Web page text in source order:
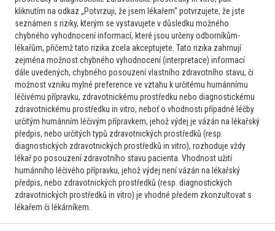
Anémie, cytopenie a vzácné choroby
Erytroblasty v periferní krvi
Vážené kolegium, prosím o interpretaci nálezu. Muž, roč. 71,
recentně po prodělání komb. infekce pertuse + parapertuse,
léčen azitromycinem 6 dní. V počátku infekce provedeno vyš.
KO, se záchytem mikrocytární hypochromní anémie (pouze
KO), kde: Hb 98...
3 1. 11. 2024 Číst více
Praktik
Trombóza a hemostáza
Pseudotrombocytopenie
Dobrý den, vážené kolégium, prosím o interpretaci nálezu - u
kliknutím na odkaz „Potvrzuji, že jsem lékařem“ potvrzujete, že jste
seznámen s riziky, kterým se vystavujete v důsledku možného
chybného vyhodnocení informací, které jsou určeny odborníkům-
lékařům, přičemž tato rizika zcela akceptujete. Tato rizika zahrnují
zejména možnost chybného vyhodnocení (interpretace) informací
dále uvedených, chybného posouzení vlastního zdravotního stavu, či
možnost vzniku mylné preference ve vztahu k určitému humánnímu
léčivému přípravku, zdravotnickému prostředku nebo diagnostickému
zdravotnickému prostředku in vitro, neboť o vhodnosti případné léčby
určitým humánním léčivým přípravkem, jehož výdej je vázán na lékařský
předpis, nebo určitých typů zdravotnických prostředků (resp.
diagnostických zdravotnických prostředků in vitro), rozhoduje vždy
lékař po posouzení zdravotního stavu pacienta. Vhodnost užití
humánního léčivého přípravku, jehož výdej není vázán na lékařský
předpis, nebo zdravotnických prostředků (resp. diagnostických
zdravotnických prostředků in vitro) je vhodné předem zkonzultovat s
lékařem či lékárníkem.